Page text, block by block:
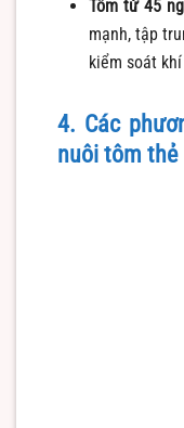
Tôm từ 45
mạnh, tập
kiểm soát
4. Các
nuôi tôm thẻ